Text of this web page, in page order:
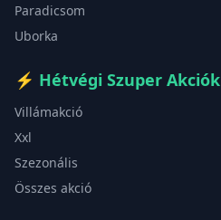
Paradicsom
Uborka
⚡ Hétvégi Szuper Akciók
Villámakció
Xxl
Szezonális
Összes akció